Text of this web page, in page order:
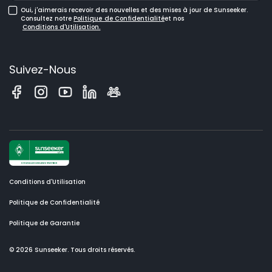
Oui, j'aimerais recevoir des nouvelles et des mises à jour de Sunseeker.
Consultez notre Politique de Confidentialitéet nos
Conditions d'Utilisation.
Suivez-Nous
Conditions d'Utilisation
Politique de Confidentialité
Politique de Garantie
© 2026 Sunseeker. Tous droits réservés.